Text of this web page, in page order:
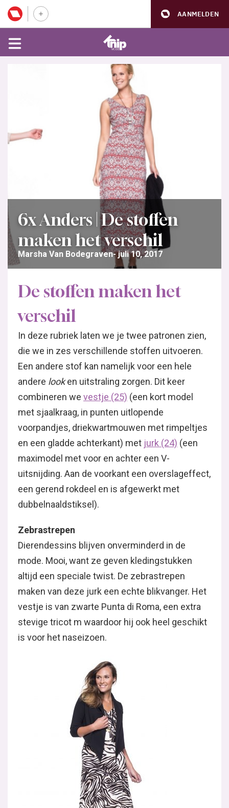
AANMELDEN
6x Anders | De stoffen
maken het verschil
Marsha Van Bodegraven juli 10, 2017
De stoffen maken het
verschil
In deze rubriek laten we je twee patronen zien,
die we in zes verschillende stoffen uitvoeren.
Een andere stof kan namelijk voor een hele
andere looken uitstraling zorgen. Dit keer
combineren we vestje (25) (een kort model
met sjaalkraag, in punten uitlopende
voorpandjes, driekwartmouwen met rimpeltjes
en een gladde achterkant) met jurk (24) (een
maximodel met voor en achter een V-
uitsnijding. Aan de voorkant een overslageffect,
een gerend rokdeel en is afgewerkt met
dubbelnaaldstiksel).
Zebrastrepen
Dierendessins blijven onverminderd in de
mode. Mooi, want ze geven kledingstukken
altijd een speciale twist. De zebrastrepen
maken van deze jurk een echte blikvanger. Het
vestje is van zwarte Punta di Roma, een extra
stevige tricot m waardoor hij ook heel geschikt
is voor het naseizoen.